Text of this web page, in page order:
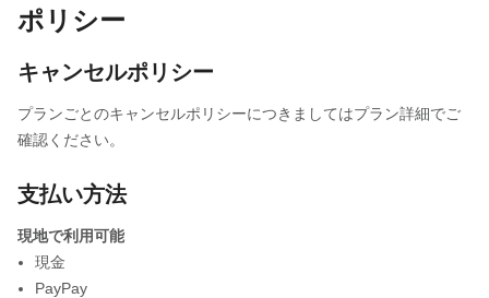
ポリシー
キャンセルポリシー
プランごとのキャンセルポリシーにつきましてはプラン詳細でご
確認ください。
支払い方法
現地で利用可能
現金
PayPay